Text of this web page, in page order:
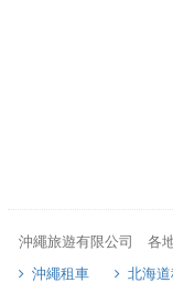
沖繩旅遊有限公司 各
沖繩租車
北海